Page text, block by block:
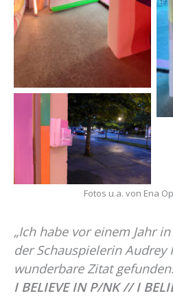
Fotos u.a. von Ena
„Ich habe vor einem Jahr
der Schauspielerin Audrey
wunderbare Zitat
I BELIEVE IN P/NK // I